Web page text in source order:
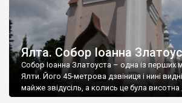
Ялта. Собор Іоанна
Собор Іоанна Златоуста – одна із перших
Ялти. Його 45-метрова дзвіниця і нині
майже звідусіль, а колись це була висотна